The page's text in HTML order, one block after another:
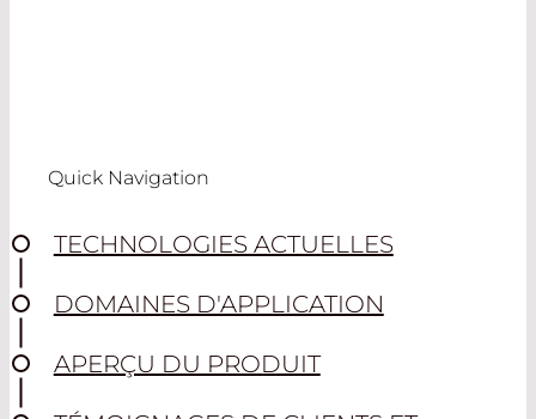
Quick Navigation
TECHNOLOGIES ACTUELLES
DOMAINES D'APPLICATION
APERÇU DU PRODUIT